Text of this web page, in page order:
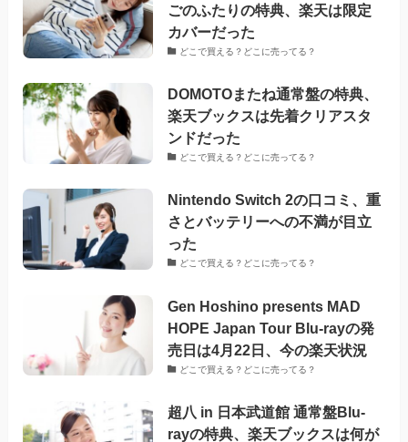
ごのふたりの特典、楽天は限定
カバーだった
どこで買える？どこに売ってる？
DOMOTOまたね通常盤の特典、
楽天ブックスは先着クリアスタ
ンドだった
どこで買える？どこに売ってる？
Nintendo Switch 2の口コミ、重
さとバッテリーへの不満が目立
った
どこで買える？どこに売ってる？
Gen Hoshino presents MAD
HOPE Japan Tour Blu-rayの発
売日は4月22日、今の楽天状況
どこで買える？どこに売ってる？
超八 in 日本武道館 通常盤Blu-
rayの特典、楽天ブックスは何が